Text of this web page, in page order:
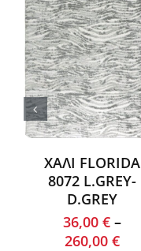
ΧΑΛΙ FLORIDA
8072 L.GREY-
D.GREY
36,00 €–
260,00 €